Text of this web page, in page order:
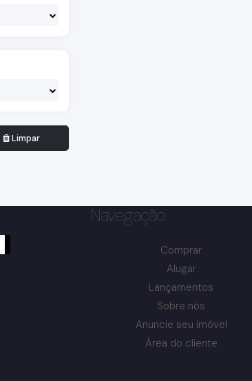
Limpar
Navegação
Comprar
Alugar
Lançamentos
Sobre nós
Anuncie seu imóvel
Área do cliente